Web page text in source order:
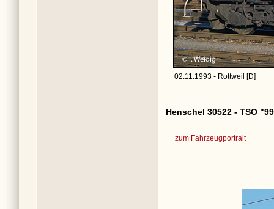
02.11.1993 - Rottweil [D]
Henschel 30522 - TSO
zum Fahrzeugportrait